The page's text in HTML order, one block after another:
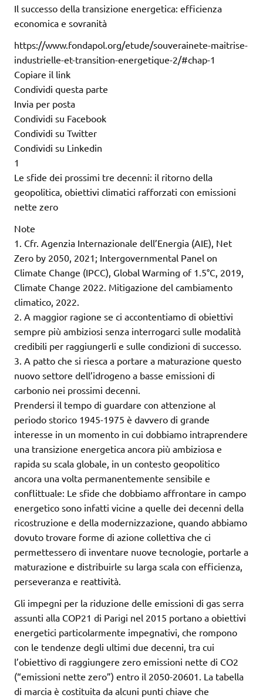
Il successo della transizione energetica: efficienza
economica e sovranità
https://www.fondapol.org/etude/souverainete-maitrise-
industrielle-et-transition-energetique-2/#chap-1
Copiare il link
Condividi questa parte
Invia per posta
Condividi su Facebook
Condividi su Twitter
Condividi su Linkedin
1
Le sfide dei prossimi tre decenni: il ritorno della
geopolitica, obiettivi climatici rafforzati con emissioni
nette zero
Note
1. Cfr. Agenzia Internazionale dell’Energia (AIE), Net
Zero by 2050, 2021; Intergovernmental Panel on
Climate Change (IPCC), Global Warming of 1.5°C, 2019,
Climate Change 2022. Mitigazione del cambiamento
climatico, 2022.
2. A maggior ragione se ci accontentiamo di obiettivi
sempre più ambiziosi senza interrogarci sulle modalità
credibili per raggiungerli e sulle condizioni di successo.
3. A patto che si riesca a portare a maturazione questo
nuovo settore dell’idrogeno a basse emissioni di
carbonio nei prossimi decenni.
Prendersi il tempo di guardare con attenzione al
periodo storico 1945-1975 è davvero di grande
interesse in un momento in cui dobbiamo intraprendere
una transizione energetica ancora più ambiziosa e
rapida su scala globale, in un contesto geopolitico
ancora una volta permanentemente sensibile e
conflittuale: Le sfide che dobbiamo affrontare in campo
energetico sono infatti vicine a quelle dei decenni della
ricostruzione e della modernizzazione, quando abbiamo
dovuto trovare forme di azione collettiva che ci
permettessero di inventare nuove tecnologie, portarle a
maturazione e distribuirle su larga scala con efficienza,
perseveranza e reattività.
Gli impegni per la riduzione delle emissioni di gas serra
assunti alla COP21 di Parigi nel 2015 portano a obiettivi
energetici particolarmente impegnativi, che rompono
con le tendenze degli ultimi due decenni, tra cui
l’obiettivo di raggiungere zero emissioni nette di CO2
(“emissioni nette zero”) entro il 2050-20601. La tabella
di marcia è costituita da alcuni punti chiave che